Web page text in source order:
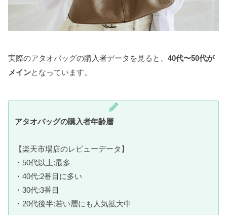
実際のアタオバッグの購入者データを見ると、 40代〜50代が
メインとなっています。
アタオバッグの購入者年齢層
【楽天市場店のレビューデータ】
・50代以上:最多
・40代:2番目に多い
・30代:3番目
・20代後半:若い層にも人気拡大中